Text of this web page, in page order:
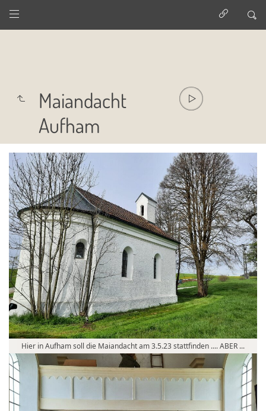
Maiandacht
Aufham
Hier in Aufham soll die Maiandacht am 3.5.23 stattfinden .... ABER ...